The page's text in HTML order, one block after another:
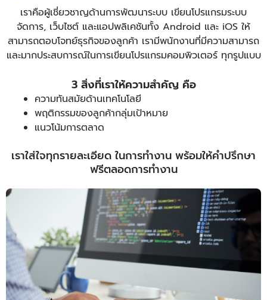
เราคือผู้เชี่ยวชาญด้านการพัฒนาระบบ เขียนโปรแกรมระบบ
จัดการ, เว็บไซต์ และแอปพลิเคชันทั้ง Android และ iOS ให้
สามารถตอบโจทย์ธุรกิจของลูกค้า เรามีพนักงานที่มีความสามารถ
และมากประสบการณ์ในการเขียนโปรแกรมคอมพิวเตอร์ ทุกรูปแบบ
3 สิ่งที่เราให้ความสำคัญ คือ
ความทันสมัยด้านเทคโนโลยี
พฤติกรรมของลูกค้ากลุ่มเป้าหมาย
แนวโน้มการตลาด
เราใส่ใจทุกรายละเอียด ในการทำงาน พร้อมให้คำปรึกษา
ฟรีตลอดการทำงาน